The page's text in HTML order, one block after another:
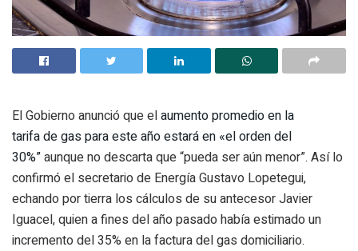
El Gobierno anunció que elaumento promedio en la
tarifa de gas para este año estará en «el orden del
30%”aunque no descarta que “pueda ser aún menor”. Así lo
confirmó el secretario de Energía Gustavo Lopetegui,
echando por tierra los cálculos de su antecesor Javier
Iguacel, quien a fines del año pasado había estimado un
incremento del 35% en la factura del gas domiciliario.